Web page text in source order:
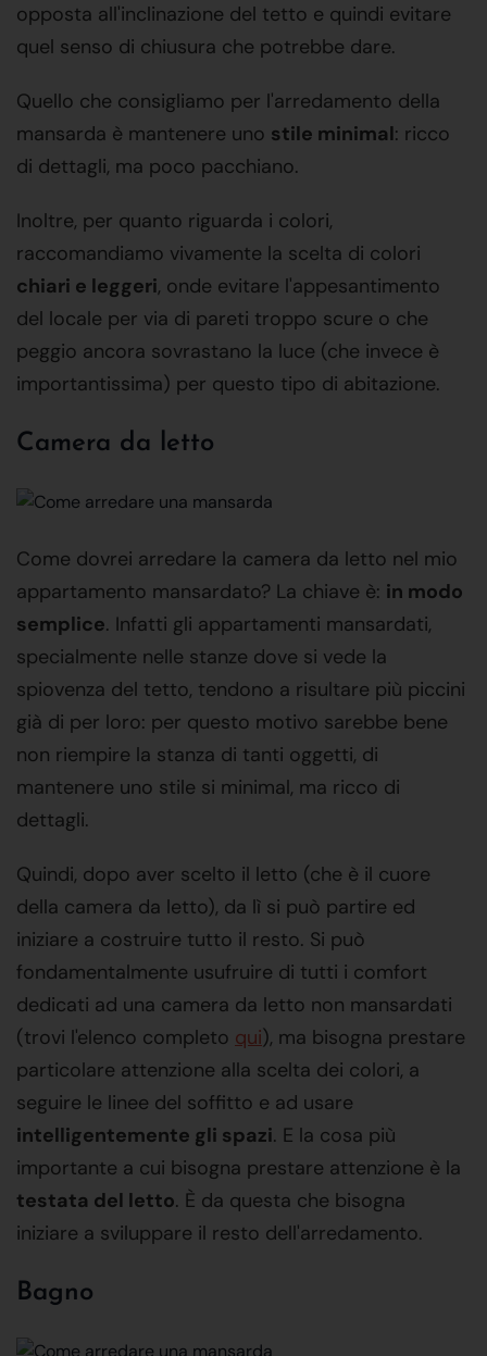
opposta all'inclinazione del tetto e quindi evitare
quel senso di chiusura che potrebbe dare.
Quello che consigliamo per l'arredamento della
mansarda è mantenere uno stile minimal: ricco
di dettagli, ma poco pacchiano.
Inoltre, per quanto riguarda i colori,
raccomandiamo vivamente la scelta di colori
chiari e leggeri, onde evitare l'appesantimento
del locale per via di pareti troppo scure o che
peggio ancora sovrastano la luce (che invece è
importantissima) per questo tipo di abitazione.
Camera da letto
Come dovrei arredare la camera da letto nel mio
appartamento mansardato? La chiave è: in modo
semplice. Infatti gli appartamenti mansardati,
specialmente nelle stanze dove si vede la
spiovenza del tetto, tendono a risultare più piccini
già di per loro: per questo motivo sarebbe bene
non riempire la stanza di tanti oggetti, di
mantenere uno stile si minimal, ma ricco di
dettagli.
Quindi, dopo aver scelto il letto (che è il cuore
della camera da letto), da lì si può partire ed
iniziare a costruire tutto il resto. Si può
fondamentalmente usufruire di tutti i comfort
dedicati ad una camera da letto non mansardati
(trovi l'elenco completo qui), ma bisogna prestare
particolare attenzione alla scelta dei colori, a
seguire le linee del soffitto e ad usare
intelligentemente gli spazi. E la cosa più
importante a cui bisogna prestare attenzione è la
testata del letto. È da questa che bisogna
iniziare a sviluppare il resto dell'arredamento.
Bagno